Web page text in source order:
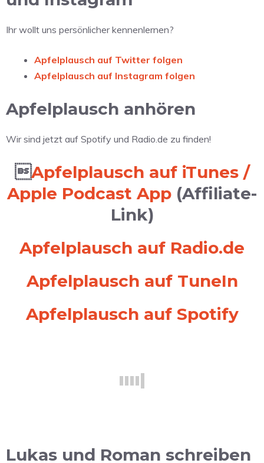
Ihr wollt uns persönlicher kennenlernen?
Apfelplausch auf Twitter folgen
Apfelplausch auf Instagram folgen
Apfelplausch anhören
Wir sind jetzt auf Spotify und Radio.de zu finden!
Apfelplausch auf iTunes /
Apple Podcast App (Affiliate-
Link)
Apfelplausch auf Radio.de
Apfelplausch auf TuneIn
Apfelplausch auf Spotify
Lukas und Roman schreiben